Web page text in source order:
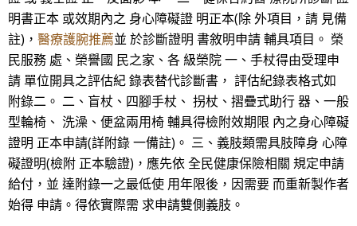
明書正本 或效期內之 身心障礙證 明正本(除 外項目，請 見備
註)， 醫療護腕推薦並 於診斷證明 書敘明申請 輔具項目。 榮
民服務 處、榮譽國 民之家、各 級榮院 一、手杖得由受理申
請 單位開具之評估紀 錄表替代診斷書， 評估紀錄表格式如
附錄二。 二、盲杖、四腳手杖、 拐杖、摺疊式助行 器、一般
型輪椅、 洗澡、便盆兩用椅 輔具得檢附效期限 內之身心障礙
證明 正本申請(詳附錄 一備註)。 三、義肢類需具肢障身 心障
礙證明(檢附 正本驗證)，應先依 全民健康保險相關 規定申請
給付，並 達附錄一之最低使 用年限後，因需要 而重新製作者
始得 申請。得依實際需 求申請雙側義肢。